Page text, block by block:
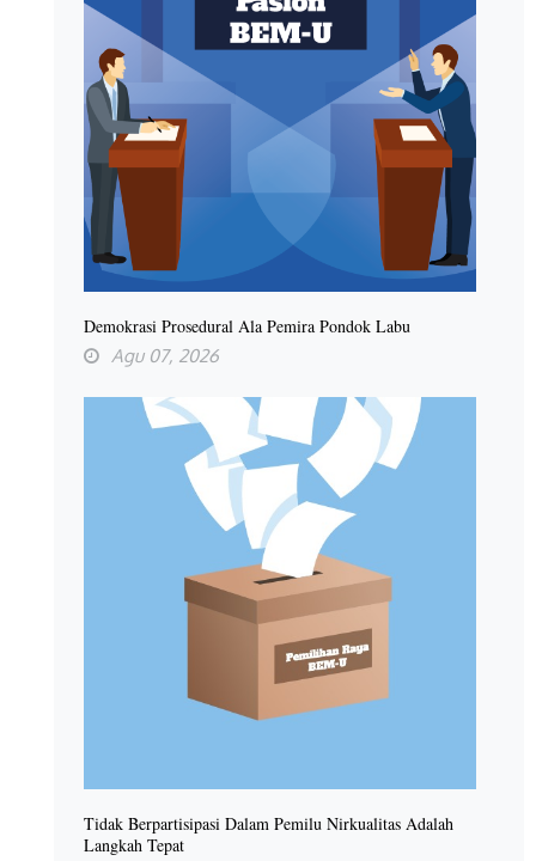
Demokrasi Prosedural Ala Pemira Pondok Labu
Agu 07, 2026
Tidak Berpartisipasi Dalam Pemilu Nirkualitas Adalah
Langkah Tepat